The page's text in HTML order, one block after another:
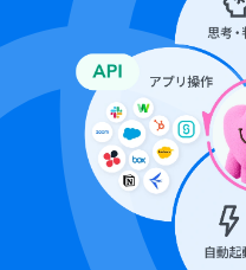
ンの場合は設定して
はエラーとなります
パーソナルプランなど
イアルを行うことが可
対象のアプリや機能
ができます。詳しくは
さい。
Google スプレッドシ
る際の注意事項は「【
ドシートのトリガーに
さい。